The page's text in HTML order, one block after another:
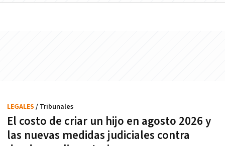
El costo de criar un hijo en agosto 2026 y
las nuevas medidas judiciales contra
LEGALES / Tribunales